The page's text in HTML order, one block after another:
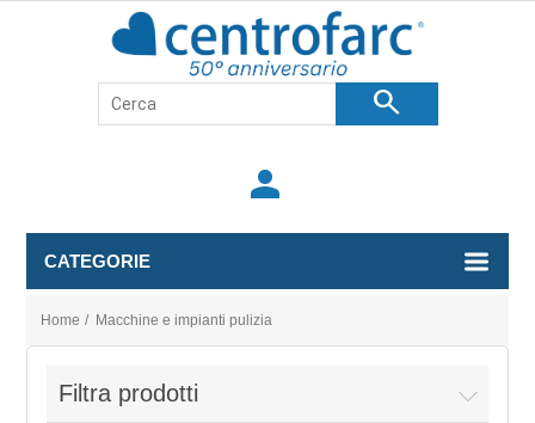
search
person
CATEGORIE
Home / Macchine e impianti pulizia
Filtra prodotti